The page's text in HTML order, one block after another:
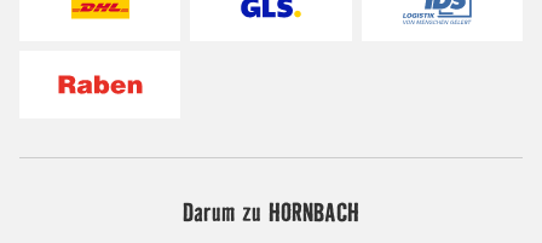
Darum zu HORNBACH